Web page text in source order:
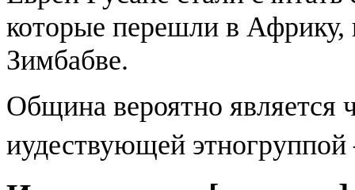
которые перешли в Африку,
Зимбабве.
Община вероятно является
иудествующей